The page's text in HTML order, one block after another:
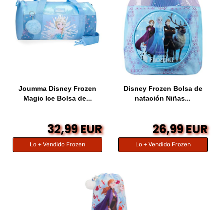
Joumma Disney Frozen
Magic Ice Bolsa de...
32,99 EUR
Lo + Vendido Frozen
Disney Frozen Bolsa de
natación Niñas...
26,99 EUR
Lo + Vendido Frozen